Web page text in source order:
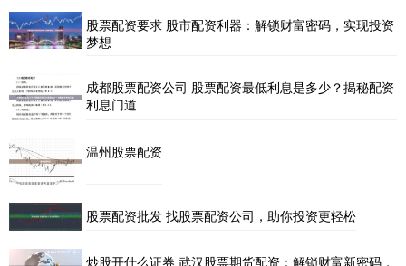
股票配资要求 股市配资利器：解锁财富密码，实现投资
梦想
成都股票配资公司 股票配资最低利息是多少？揭秘配资
利息门道
温州股票配资
股票配资批发 找股票配资公司，助你投资更轻松
炒股开什么证券 武汉股票期货配资：解锁财富新密码，